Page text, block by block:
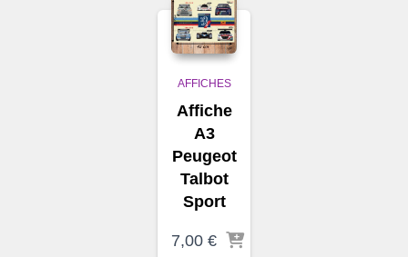
AFFICHES
Affiche
A3
Peugeot
Talbot
Sport
7,00 €